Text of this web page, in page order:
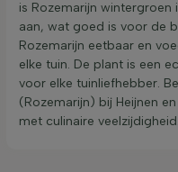
is Rozemarijn
aan, wat goed is voor de
Rozemarijn eetbaar en
elke tuin. De plant is een
voor elke tuinliefhebber.
(Rozemarijn) bij Heijnen
met culinaire veelzijdigheid.